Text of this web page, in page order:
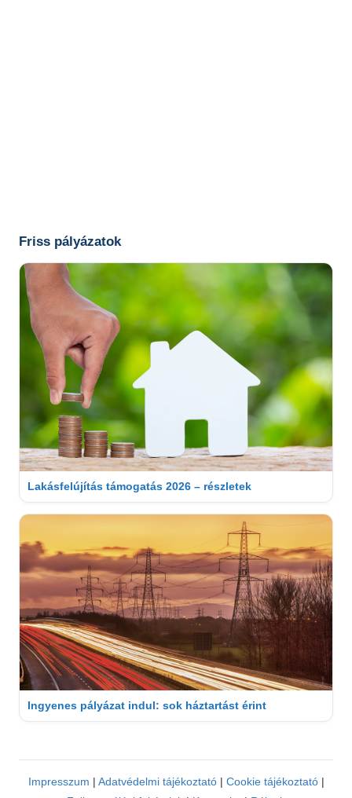
Friss pályázatok
Lakásfelújítás támogatás 2026 – részletek
Ingyenes pályázat indul: sok háztartást érint
Impresszum | Adatvédelmi tájékoztató| Cookie tájékoztató|